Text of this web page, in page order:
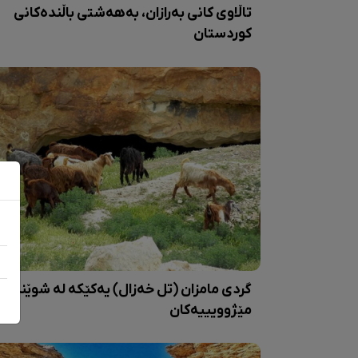
تاڵاوی کانی بەرازان، بەهەشتی باڵندەکانی
کوردستان
گردی مامزان (تل خەزال) یەکێکە لە شوێنە
مێژوویییەکان